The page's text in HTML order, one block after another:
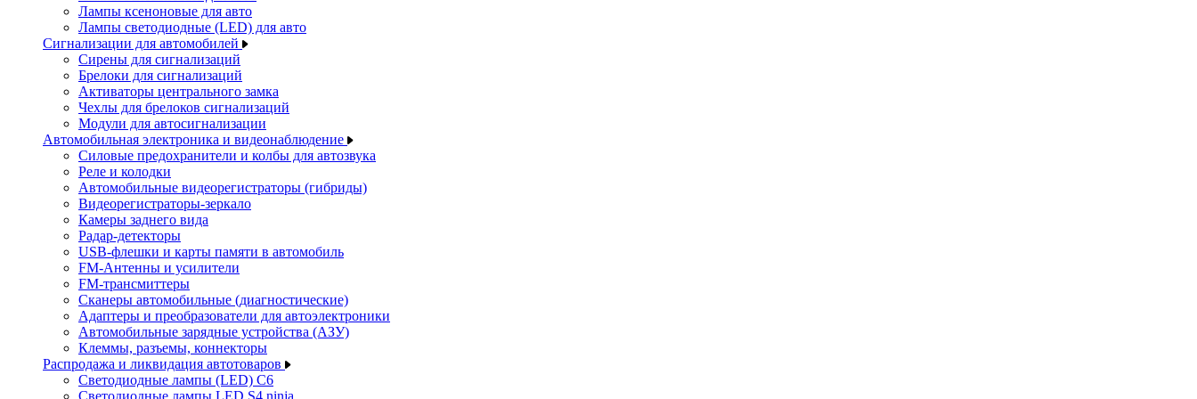
Лампы ксеноновые для авто
Лампы светодиодные (LED) для авто
Сигнализации для автомобилей
Сирены для сигнализаций
Брелоки для сигнализаций
Активаторы центрального замка
Чехлы для брелоков сигнализаций
Модули для автосигнализации
Автомобильная электроника и видеонаблюдение
Силовые предохранители и колбы для автозвука
Реле и колодки
Автомобильные видеорегистраторы (гибриды)
Видеорегистраторы-зеркало
Камеры заднего вида
Радар-детекторы
USB-флешки и карты памяти в автомобиль
FM-Антенны и усилители
FM-трансмиттеры
Сканеры автомобильные (диагностические)
Адаптеры и преобразователи для автоэлектроники
Автомобильные зарядные устройства (АЗУ)
Клеммы, разъемы, коннекторы
Распродажа и ликвидация автотоваров
Светодиодные лампы (LED) C6
Светодиодные лампы LED S4 ninja